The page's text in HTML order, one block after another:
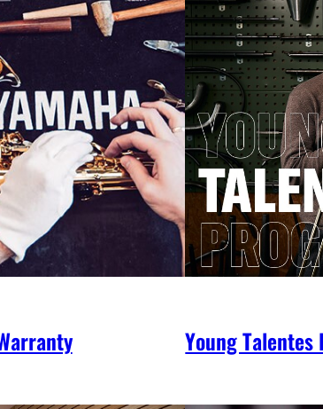
Young